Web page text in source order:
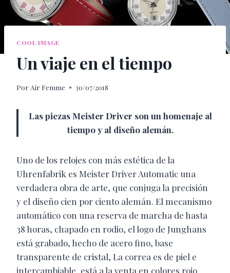
COOL IMAGE
Un viaje en el tiempo
Por Air Femme 30/07/2018
Las piezas Meister Driver son un homenaje al
tiempo y al diseño alemán.
Uno de los relojes con más estética de la
Uhrenfabrik es Meister Driver Automatic una
verdadera obra de arte, que conjuga la precisión
y el diseño cien por ciento alemán. El mecanismo
automático con una reserva de marcha de hasta
38 horas, chapado en rodio, el logo de Junghans
está grabado, hecho de acero fino, base
transparente de cristal, La correa es de piel e
intercambiable, está a la venta en colores rojo,